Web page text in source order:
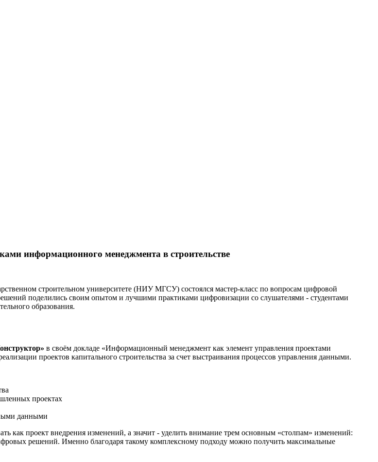
информационного менеджмента в строительстве
строительном университете (НИУ МГСУ) состоялся мастер-класс по вопросам цифровой
поделились своим опытом и лучшими практиками цифровизации со слушателями - студентами
образования.
в своём докладе «Информационный менеджмент как элемент управления проектами
проектов капитального строительства за счет выстраивания процессов управления данными.
проектах
данными
как проект внедрения изменений, а значит - уделить внимание трем основным «столпам» изменений:
решений. Именно благодаря такому комплексному подходу можно получить максимальные